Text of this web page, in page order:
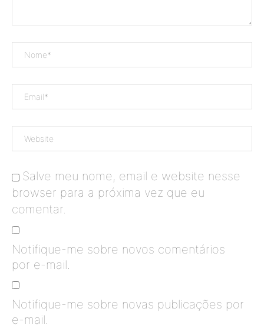
Salve meu nome, email e website nesse
browser para a próxima vez que eu
comentar.
Notifique-me sobre novos comentários
por e-mail.
Notifique-me sobre novas publicações por
e-mail.